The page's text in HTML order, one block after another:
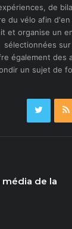
de
du vélo afin
et organise un
sélectionnées sur
également des
un sujet de
de la